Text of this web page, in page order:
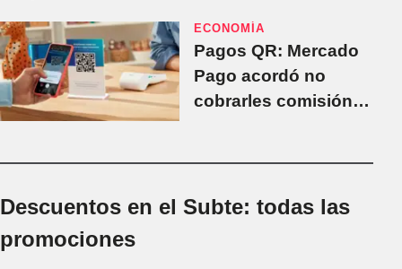
ECONOMÍA
Pagos QR: Mercado
Pago acordó no
cobrarles comisión a
Descuentos en el Subte: todas las
promociones